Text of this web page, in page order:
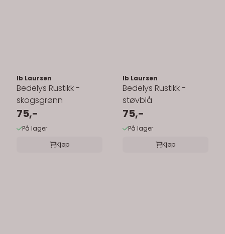
Ib Laursen
Bedelys Rustikk -
skogsgrønn
75,-
På lager
Kjøp
Ib Laursen
Bedelys Rustikk -
støvblå
75,-
På lager
Kjøp